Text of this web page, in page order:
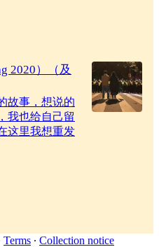
2020）（及
故事，想说的
我也给自己留
这里我想重发
Terms ∙ Collection notice